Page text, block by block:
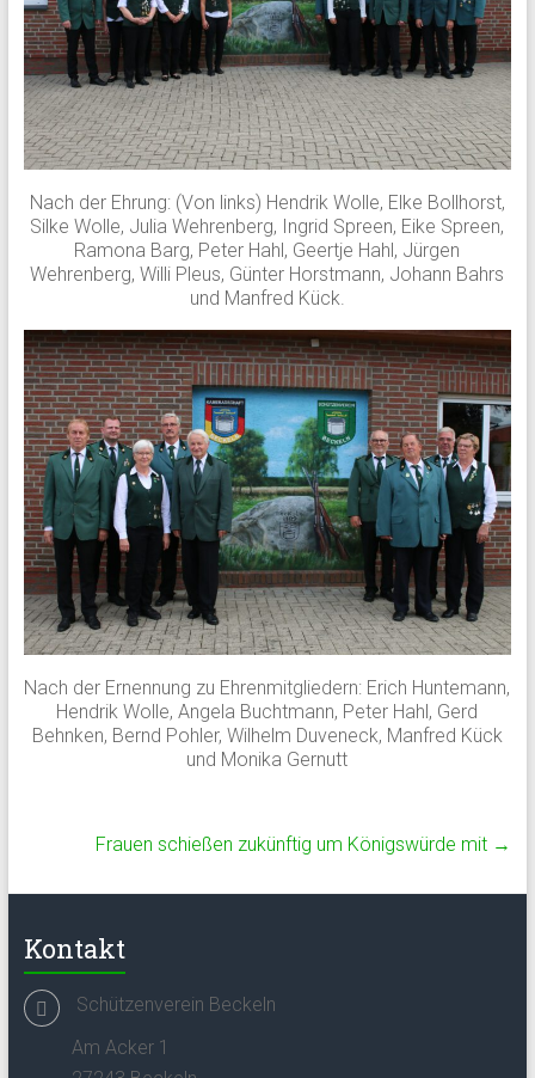
Nach der Ehrung: (Von links) Hendrik Wolle, Elke Bollhorst,
Silke Wolle, Julia Wehrenberg, Ingrid Spreen, Eike Spreen,
Ramona Barg, Peter Hahl, Geertje Hahl, Jürgen
Wehrenberg, Willi Pleus, Günter Horstmann, Johann Bahrs
und Manfred Kück.
Nach der Ernennung zu Ehrenmitgliedern: Erich Huntemann,
Hendrik Wolle, Angela Buchtmann, Peter Hahl, Gerd
Behnken, Bernd Pohler, Wilhelm Duveneck, Manfred Kück
und Monika Gernutt
Frauen schießen zukünftig um Königswürde mit →
Kontakt
Schützenverein Beckeln
Am Acker 1